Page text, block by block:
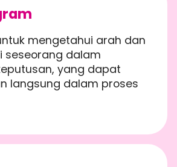
mengetahui arah dan
seseorang dalam
yang dapat
langsung dalam proses